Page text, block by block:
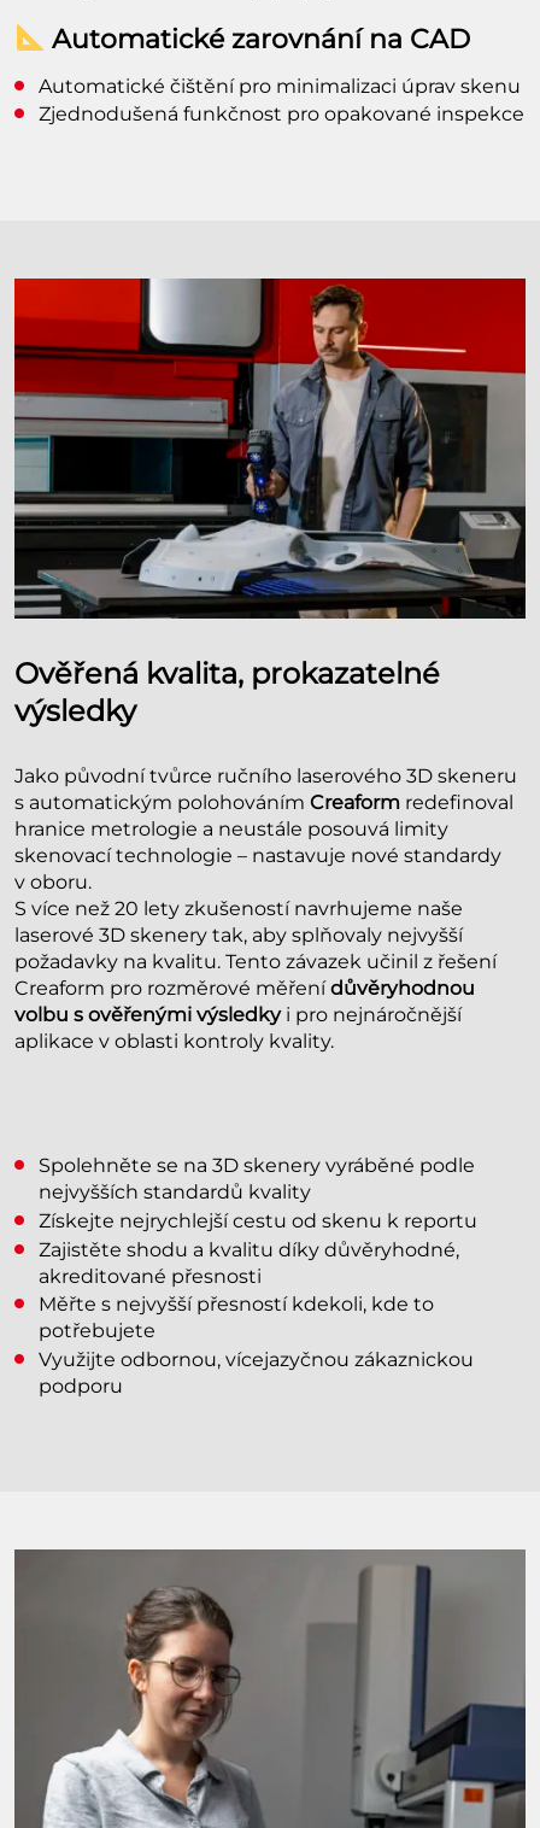
Automatické zarovnání na CAD
Automatické čištění pro minimalizaci úprav skenu
Zjednodušená funkčnost pro opakované inspekce
Ověřená kvalita, prokazatelné
výsledky
Jako původní tvůrce ručního laserového 3D skeneru
s automatickým polohováním Creaform redefinoval
hranice metrologie a neustále posouvá limity
skenovací technologie – nastavuje nové standardy
v oboru.
S více než 20 lety zkušeností navrhujeme naše
laserové 3D skenery tak, aby splňovaly nejvyšší
požadavky na kvalitu. Tento závazek učinil z řešení
Creaform pro rozměrové měřenídůvěryhodnou
volbu s ověřenými výsledkyi pro nejnáročnější
aplikace v oblasti kontroly kvality.
Spolehněte se na 3D skenery vyráběné podle
nejvyšších standardů kvality
Získejte nejrychlejší cestu od skenu k reportu
Zajistěte shodu a kvalitu díky důvěryhodné,
akreditované přesnosti
Měřte s nejvyšší přesností kdekoli, kde to
potřebujete
Využijte odbornou, vícejazyčnou zákaznickou
podporu